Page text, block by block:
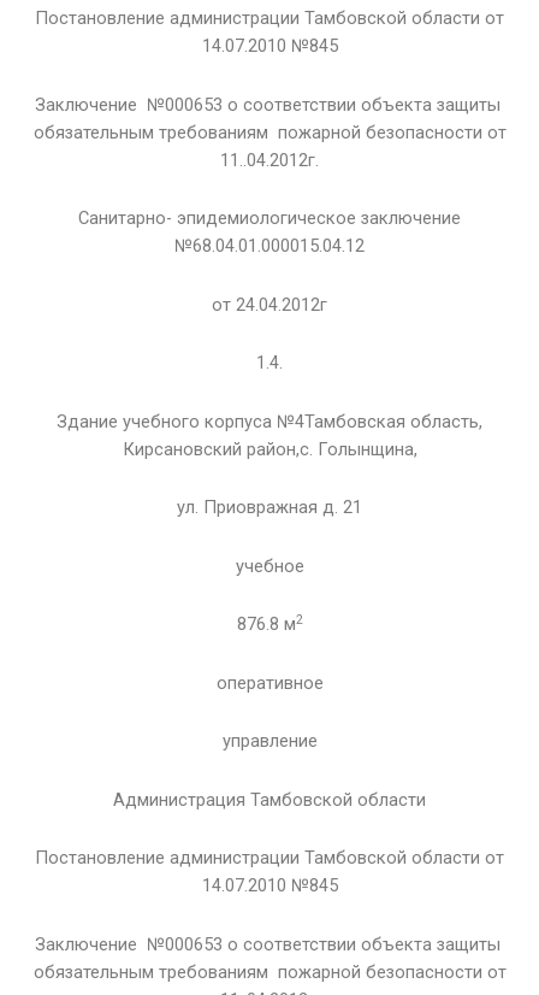
Постановление администрации Тамбовской области от
14.07.2010 №845
Заключение №000653 о соответствии объекта защиты
обязательным требованиям пожарной безопасности от
11..04.2012г.
Санитарно- эпидемиологическое заключение
№68.04.01.000015.04.12
от 24.04.2012г
1.4.
Здание учебного корпуса №4Тамбовская область,
Кирсановский район,с. Голынщина,
ул. Приовражная д. 21
учебное
876.8 м2
оперативное
управление
Администрация Тамбовской области
Постановление администрации Тамбовской области от
14.07.2010 №845
Заключение №000653 о соответствии объекта защиты
обязательным требованиям пожарной безопасности от